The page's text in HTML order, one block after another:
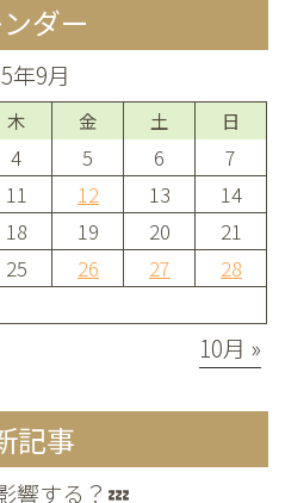
ダー
年9月
木 金 土 日
4 5 6
7
11 12 13
14
18 19 20
21
25 26 27
28
10月 »
記事
響する？💤